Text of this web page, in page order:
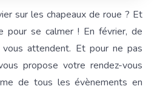
sur les chapeaux de roue ? Et
pour se calmer ! En février, de
vous attendent. Et pour ne pas
propose votre rendez-vous
de tous les évènements en